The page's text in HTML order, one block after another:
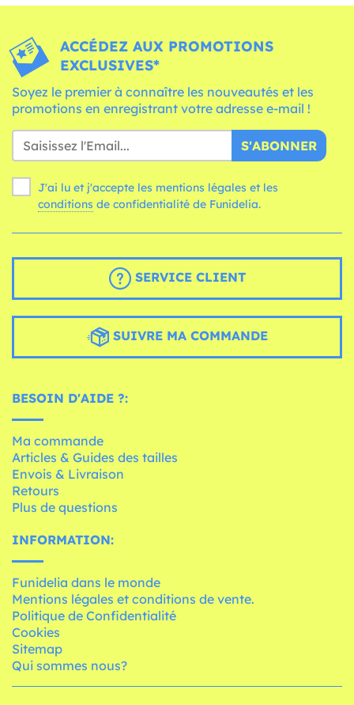
ACCÉDEZ AUX PROMOTIONS
EXCLUSIVES*
Soyez le premier à connaître les nouveautés et les
promotions en enregistrant votre adresse e-mail !
S'ABONNER
J'ai lu et j'accepte les mentions légales et les
conditions de confidentialité de Funidelia.
SERVICE CLIENT
SUIVRE MA COMMANDE
BESOIN D'AIDE ?:
Ma commande
Articles & Guides des tailles
Envois & Livraison
Retours
Plus de questions
INFORMATION:
Funidelia dans le monde
Mentions légales et conditions de vente.
Politique de Confidentialité
Cookies
Sitemap
Qui sommes nous?